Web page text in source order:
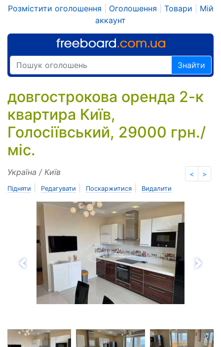
Розмістити оголошення Оголошення Товари
Мій
аккаунт
Знайти
довгострокова оренда 2-к
квартира Київ,
Голосіївський, 29000 грн./
міс.
< >
Україна / Київ
Підняти Редагувати Поскаржитися Видалити
Назад